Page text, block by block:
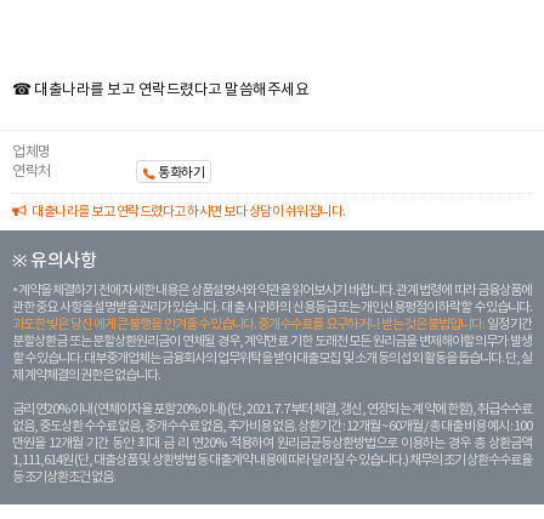
☎ 대출나라를 보고 연락드렸다고 말씀해주세요
업체명
연락처
통화하기
대출나라를 보고 연락드렸다고 하시면 보다 상담이 쉬워집니다.
※ 유의사항
계약을 체결하기 전에 자세한 내용은 상품설명서와 약관을 읽어보시기 바랍니다. 관계 법령에 따라 금융상품에
관한 중요 사항을 설명받을 권리가 있습니다. 대 출 시 귀하의 신용등급 또는 개인신용평점이 하락할 수 있습니다.
과도한 빚은 당신 에게 큰 불행을 안겨줄 수 있습니다. 중개수수료를 요구하거나 받는 것은 불법입니다. 일정 기간
분할상환금 또는 분할상환원리금이 연체될 경우, 계약만료 기한 도래전 모든 원리금을 변제해야할 의무가 발생
할 수 있습니다. 대부중개업체는 금융회사의 업무위탁을 받아 대출모집 및 소개 등의 섭외 활동을 돕습니다. 단, 실
제 계약체결의 권한은 없습니다.
금리 연20% 이내 (연체이자율 포함 20% 이내) (단, 2021. 7. 7부터 체결, 갱신, 연장되는 계 약에 한함), 취급수수료
없음, 중도상환 수수료 없음, 중개수수료 없음, 추가비용 없음. 상환기간 : 12개월 ~ 60개월 / 총 대출 비용 예시 : 100
만원을 12개월 기간 동안 최대 금 리 연20% 적용하여 원리금균등상환방법으로 이용하는 경우 총 상환금액
1,111,614원 (단, 대출상품 및 상환방법 등 대출계약 내용에 따라 달라질 수 있습니다.) 채무의 조기 상환수수료율
등 조기상환조건 없음.